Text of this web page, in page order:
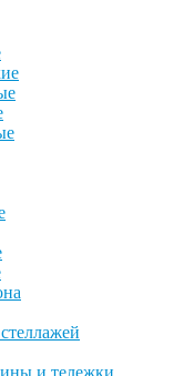
и тележки